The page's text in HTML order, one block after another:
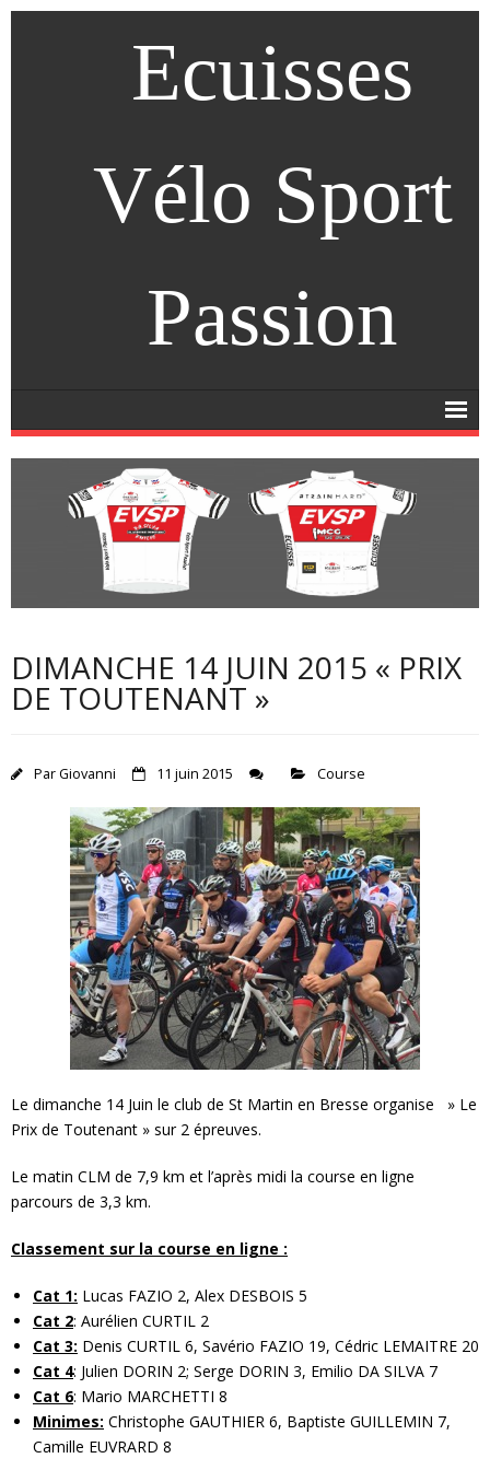
Ecuisses
Vélo Sport
Passion
Bureau 2026
Sponsors 2026
Organisations EVSP 2026
Contact président Club
Calendrier courses FSGT 2026
DIMANCHE 14 JUIN 2015 « PRIX
DE TOUTENANT »
ParGiovanni 11 juin 2015 Course
Le dimanche 14 Juin le club de St Martin en Bresse organise » Le
Prix de Toutenant » sur 2 épreuves.
Le matin CLM de 7,9 km et l’après midi la course en ligne
parcours de 3,3 km.
Classement sur la course en ligne :
Cat 1: Lucas FAZIO 2, Alex DESBOIS 5
Cat 2: Aurélien CURTIL 2
Cat 3: Denis CURTIL 6, Savério FAZIO 19, Cédric LEMAITRE 20
Cat 4: Julien DORIN 2; Serge DORIN 3, Emilio DA SILVA 7
Cat 6: Mario MARCHETTI 8
Minimes: Christophe GAUTHIER 6, Baptiste GUILLEMIN 7,
Camille EUVRARD 8